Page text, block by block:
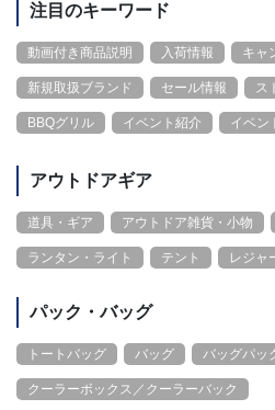
注目のキーワード
動画付き商品説明 入荷情報 キャ
新規取扱ブランド セール情報 ス
BBQグリル イベント紹介 イベン
アウトドアギア
道具・ギア アウトドア雑貨・小物
ランタン・ライト テント レジャ
パック・バッグ
トートバッグ バッグ バッグパッ
クーラーボックス／クーラーバック